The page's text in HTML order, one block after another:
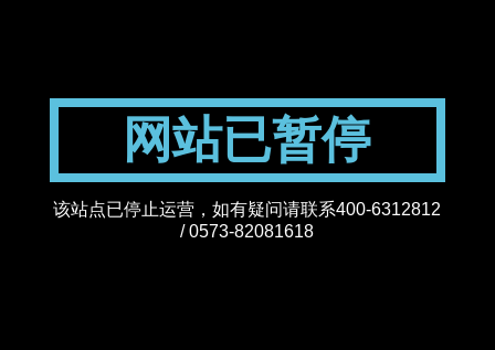
网站已暂停
该站点已停止运营，如有疑问请联系400-6312812
/ 0573-82081618